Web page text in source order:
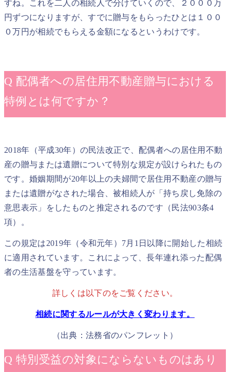
すね。これを二人の相続人で分けていくので、２０００万
円ずつになりますが、すでに贈与をもらったひとは１００
０万円が相続でもらえる金額になるというわけです。
Q 配偶者への居住用不動産贈与における
特例とは何ですか？
2018年（平成30年）の民法改正で、配偶者への居住用不動
産の贈与または遺贈について特別な規定が設けられたもの
です。婚姻期間が20年以上の夫婦間で居住用不動産の贈与
または遺贈がなされた場合、被相続人が「持ち戻し免除の
意思表示」をしたものと推定されるのです（民法903条4
項）。
この規定は2019年（令和元年）7月1日以降に開始した相続
に適用されています。これによって、長年連れ添った配偶
者の生活基盤を守っています。
詳しくは以下のをご覧ください。
相続に関するルールが大きく変わります。
（出典：法務省のパンフレット）
Q 特別受益の対象にならないものはあり